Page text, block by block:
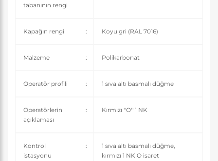
tabanının rengi
Kapağın rengi : Koyu gri (RAL 7016)
Malzeme : Polikarbonat
Operatör profili : 1 sıva altı basmalı düğme
Operatörlerin
açıklaması
: Kırmızı ''O'' 1 NK
Kontrol
istasyonu
:
1 sıva altı basmalı düğme,
kırmızı 1 NK O isaret